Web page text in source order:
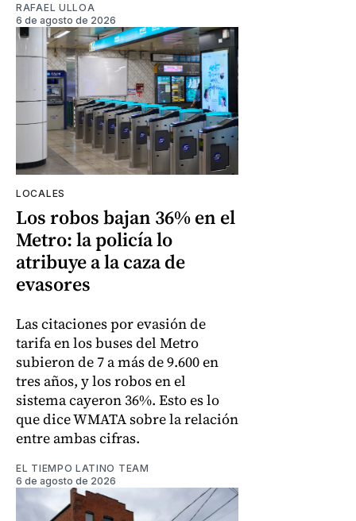
RAFAEL ULLOA
6 de agosto de 2026
LOCALES
Los robos bajan 36% en el
Metro: la policía lo
atribuye a la caza de
evasores
Las citaciones por evasión de
tarifa en los buses del Metro
subieron de 7 a más de 9.600 en
tres años, y los robos en el
sistema cayeron 36%. Esto es lo
que dice WMATA sobre la relación
entre ambas cifras.
EL TIEMPO LATINO TEAM
6 de agosto de 2026